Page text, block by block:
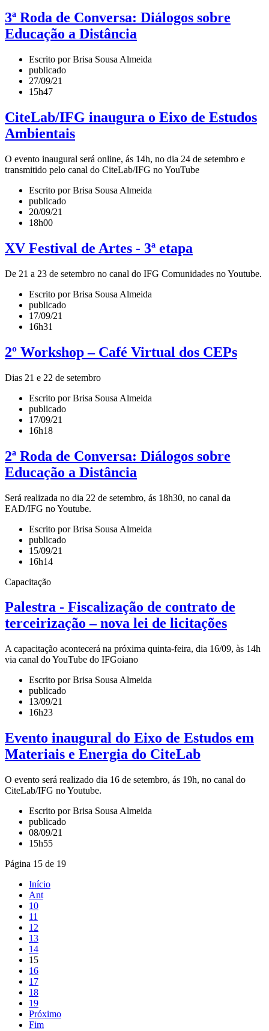
3ª Roda de Conversa: Diálogos sobre
Educação a Distância
Escrito por Brisa Sousa Almeida
publicado
27/09/21
15h47
CiteLab/IFG inaugura o Eixo de Estudos
Ambientais
O evento inaugural será online, ás 14h, no dia 24 de setembro e
transmitido pelo canal do CiteLab/IFG no YouTube
Escrito por Brisa Sousa Almeida
publicado
20/09/21
18h00
XV Festival de Artes - 3ª etapa
De 21 a 23 de setembro no canal do IFG Comunidades no Youtube.
Escrito por Brisa Sousa Almeida
publicado
17/09/21
16h31
2º Workshop – Café Virtual dos CEPs
Dias 21 e 22 de setembro
Escrito por Brisa Sousa Almeida
publicado
17/09/21
16h18
2ª Roda de Conversa: Diálogos sobre
Educação a Distância
Será realizada no dia 22 de setembro, ás 18h30, no canal da
EAD/IFG no Youtube.
Escrito por Brisa Sousa Almeida
publicado
15/09/21
16h14
Capacitação
Palestra - Fiscalização de contrato de
terceirização – nova lei de licitações
A capacitação acontecerá na próxima quinta-feira, dia 16/09, às 14h
via canal do YouTube do IFGoiano
Escrito por Brisa Sousa Almeida
publicado
13/09/21
16h23
Evento inaugural do Eixo de Estudos em
Materiais e Energia do CiteLab
O evento será realizado dia 16 de setembro, ás 19h, no canal do
CiteLab/IFG no Youtube.
Escrito por Brisa Sousa Almeida
publicado
08/09/21
15h55
Página 15 de 19
Início
Ant
10
11
12
13
14
15
16
17
18
19
Próximo
Fim